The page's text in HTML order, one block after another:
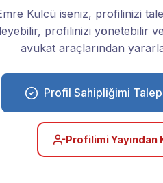
Külcü iseniz, profilinizi
profilinizi yönetebilir
avukat araçlarından
Profil Sahipliğimi
Profilimi Yayından